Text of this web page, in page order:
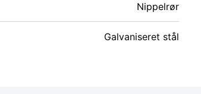
Nippelrør
Galvaniseret stål